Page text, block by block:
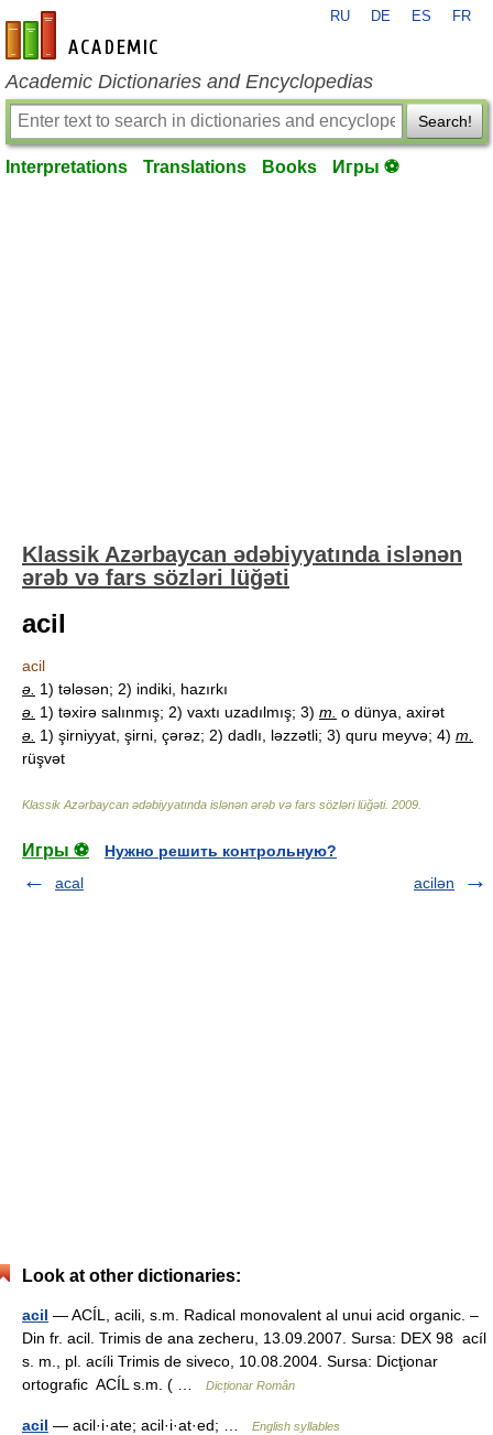
en-academic.com
RU DE ES FR
Academic Dictionaries and Encyclopedias
Search!
Interpretations Translations Books Игры ⚽
Klassik Azərbaycan ədəbiyyatında islənən
ərəb və fars sözləri lüğəti
acil
acil
ə. 1) tələsən; 2) indiki, hazırkı
ə. 1) təxirə salınmış; 2) vaxtı uzadılmış; 3) m. o dünya, axirət
ə. 1) şirniyyat, şirni, çərəz; 2) dadlı, ləzzətli; 3) quru meyvə; 4) m.
rüşvət
Klassik Azərbaycan ədəbiyyatında islənən ərəb və fars sözləri lüğəti. 2009
Игры ⚽
Нужно решить контрольную?
acal
acilən
Look at other dictionaries:
acil — ACÍL, acili, s.m. Radical monovalent al unui acid organic. –
Din fr. acil. Trimis de ana zecheru, 13.09.2007. Sursa: DEX 98 acíl
s. m., pl. acíli Trimis de siveco, 10.08.2004. Sursa: Dicţionar
ortografic ACÍL s.m. ( …
Dicționar Român
acil — acil·i·ate; acil·i·at·ed; … English syllables